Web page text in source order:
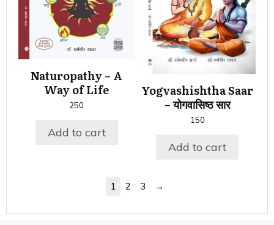
Naturopathy – A
Way of Life
250
Add to cart
Yogvashishtha Saar
– योगवासिष्ठ सार
150
Add to cart
1 2 3 →